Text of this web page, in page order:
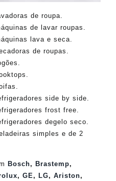
de roupa.
de lavar roupas.
lava e seca.
de roupas.
side by side.
frost free.
degelo seco.
simples e de 2
Bosch, Brastemp,
, GE, LG, Ariston,